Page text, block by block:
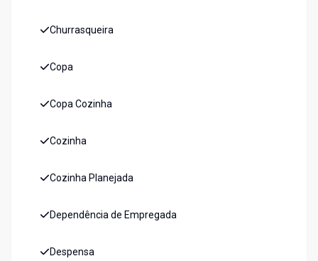
Churrasqueira
Copa
Copa Cozinha
Cozinha
Cozinha Planejada
Dependência de Empregada
Despensa